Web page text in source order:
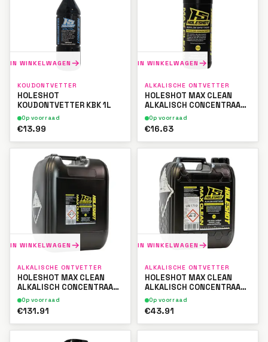
IN WINKELWAGEN
KOUDONTVETTER
HOLESHOT
KOUDONTVETTER KBK 1L
Op voorraad
€13.99
IN WINKELWAGEN
ALKALISCHE ONTVETTER
HOLESHOT MAX CLEAN
ALKALISCH CONCENTRAAT
1LOp voorraad
€16.63
IN WINKELWAGEN
ALKALISCHE ONTVETTER
HOLESHOT MAX CLEAN
ALKALISCH CONCENTRAAT
20L
Op voorraad
€131.91
IN WINKELWAGEN
ALKALISCHE ONTVETTER
HOLESHOT MAX CLEAN
ALKALISCH CONCENTRAAT
5LOp voorraad
€43.91